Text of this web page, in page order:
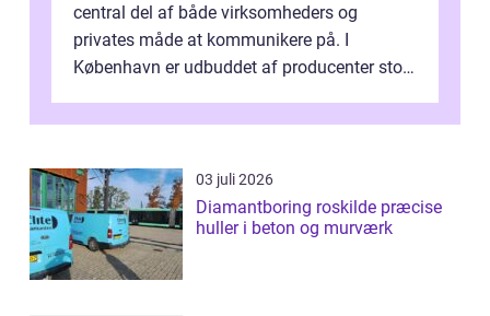
central del af både virksomheders og
privates måde at kommunikere på. I
København er udbuddet af producenter stort,
inti...
03 juli 2026
Diamantboring roskilde præcise
huller i beton og murværk